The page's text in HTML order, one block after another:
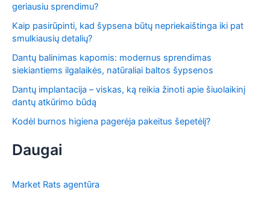
geriausiu sprendimu?
Kaip pasirūpinti, kad šypsena būtų nepriekaištinga iki pat
smulkiausių detalių?
Dantų balinimas kapomis: modernus sprendimas
siekiantiems ilgalaikės, natūraliai baltos šypsenos
Dantų implantacija – viskas, ką reikia žinoti apie šiuolaikinį
dantų atkūrimo būdą
Kodėl burnos higiena pagerėja pakeitus šepetėlį?
Daugai
Market Rats agentūra